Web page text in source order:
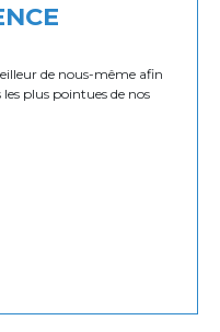
de nous-même afin
les plus pointues de nos